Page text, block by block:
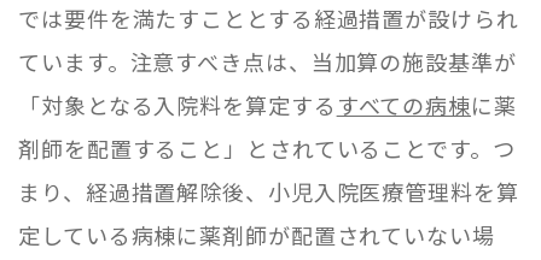
では要件を満たすこととする経過措置が設けられ
ています。注意すべき点は、当加算の施設基準が
「対象となる入院料を算定する すべての病棟に薬
剤師を配置すること」とされていることです。つ
まり、経過措置解除後、小児入院医療管理料を算
定している病棟に薬剤師が配置されていない場